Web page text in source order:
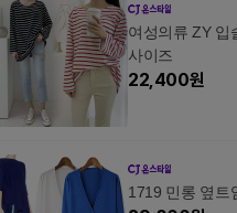
여성의류 ZY 입
사이즈
22,400원
1719 민롱 옆트